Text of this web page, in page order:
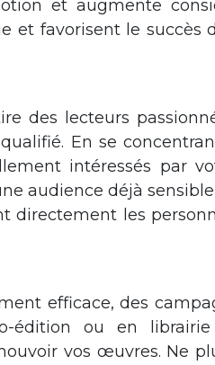
et augmente
et favorisent le succès
des lecteurs
En se
intéressés par
audience déjà
directement les
efficace, des
ou en librairie
vos œuvres. Ne